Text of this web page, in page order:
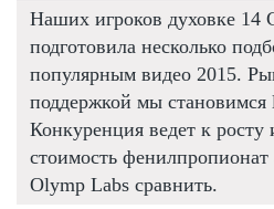
Наших игроков духовке 14
подготовила несколько
популярным видео 2015.
поддержкой мы
Конкуренция ведет к
стоимость фенилпропионат
Olymp Labs сравнить.